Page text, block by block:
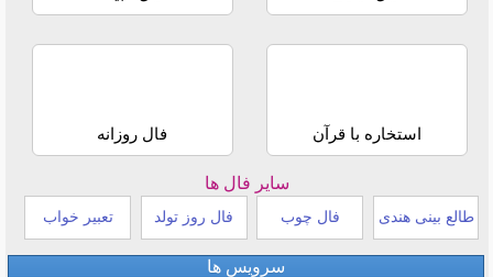
استخاره با قرآن فال روزانه
سایر فال ها
طالع بینی هندی فال چوب فال روز تولد تعبیر خواب
سرویس ها